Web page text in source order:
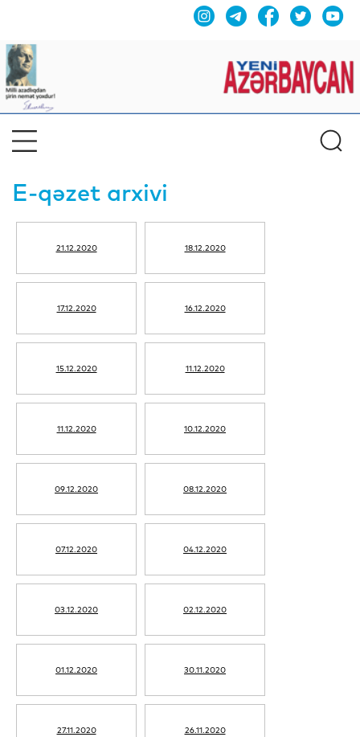
E-qəzet arxivi
21.12.2020 18.12.2020
17.12.2020 16.12.2020
15.12.2020 11.12.2020
11.12.2020 10.12.2020
09.12.2020 08.12.2020
07.12.2020 04.12.2020
03.12.2020 02.12.2020
01.12.2020 30.11.2020
27.11.2020 26.11.2020